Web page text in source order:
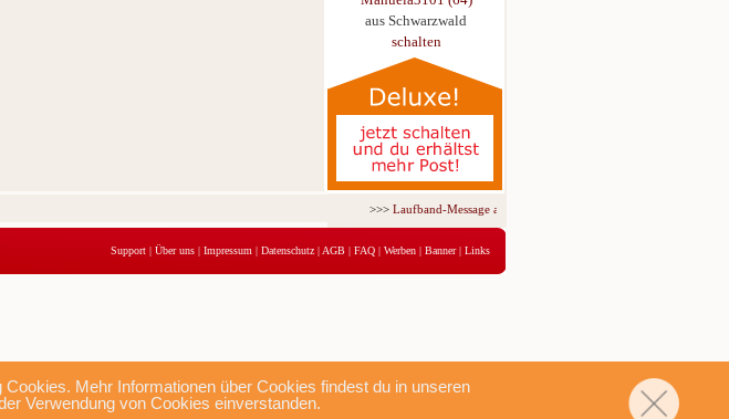
Mehr Informationen über Cookies findest du in unseren
Verwendung von Cookies einverstanden.
aus Schwarzwald
schalten
>>>Laufband-Message ab nur 5,95 € für 3 Tage!
Support | Über uns | Impressum | Datenschutz | AGB | FAQ | Werben | Banner| Links